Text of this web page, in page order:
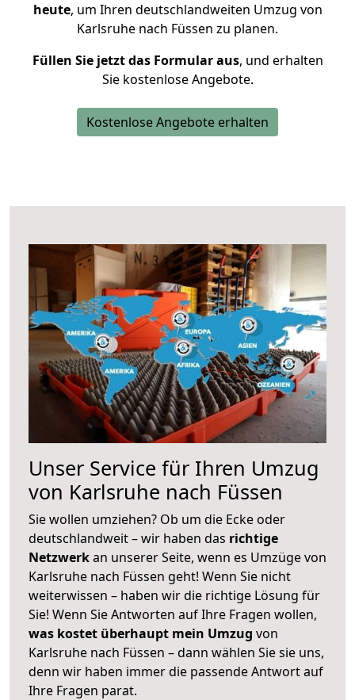
heute, um Ihren deutschlandweiten Umzug von
Karlsruhe nach Füssen zu planen.
Füllen Sie jetzt das Formular aus, und erhalten
Sie kostenlose Angebote.
Kostenlose Angebote erhalten
Unser Service für Ihren Umzug
von Karlsruhe nach Füssen
Sie wollen umziehen? Ob um die Ecke oder
deutschlandweit – wir haben das richtige
Netzwerkan unserer Seite, wenn es Umzüge von
Karlsruhe nach Füssen geht! Wenn Sie nicht
weiterwissen – haben wir die richtige Lösung für
Sie! Wenn Sie Antworten auf Ihre Fragen wollen,
was kostet überhaupt mein Umzug von
Karlsruhe nach Füssen – dann wählen Sie sie uns,
denn wir haben immer die passende Antwort auf
Ihre Fragen parat.